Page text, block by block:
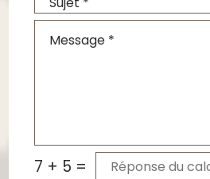
7 + 5 =